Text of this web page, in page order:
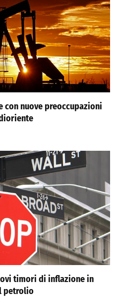
nuove preoccupazioni
timori di inflazione in
petrolio